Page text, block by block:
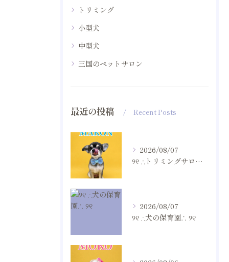
トリミング
小型犬
中型犬
三国のペットサロン
最近の投稿 Recent Posts
2026/08/07
୨୧ ∴トリミングサロン∴ ୨୧
2026/08/07
୨୧ ∴犬の保育園∴ ୨୧